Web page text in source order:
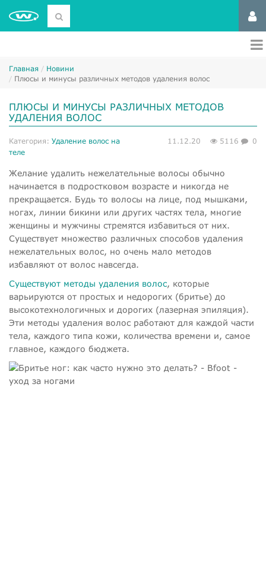
Главная
Новини
Плюсы и минусы различных методов удаления волос
ПЛЮСЫ И МИНУСЫ РАЗЛИЧНЫХ МЕТОДОВ
УДАЛЕНИЯ ВОЛОС
Категория: Удаление волос на
теле
11.12.20 5116 0
Желание удалить нежелательные волосы обычно
начинается в подростковом возрасте и никогда не
прекращается. Будь то волосы на лице, под мышками,
ногах, линии бикини или других частях тела, многие
женщины и мужчины стремятся избавиться от них.
Существует множество различных способов удаления
нежелательных волос, но очень мало методов
избавляют от волос навсегда.
Существуют методы удаления волос, которые
варьируются от простых и недорогих (бритье) до
высокотехнологичных и дорогих (лазерная эпиляция).
Эти методы удаления волос работают для каждой части
тела, каждого типа кожи, количества времени и, самое
главное, каждого бюджета.